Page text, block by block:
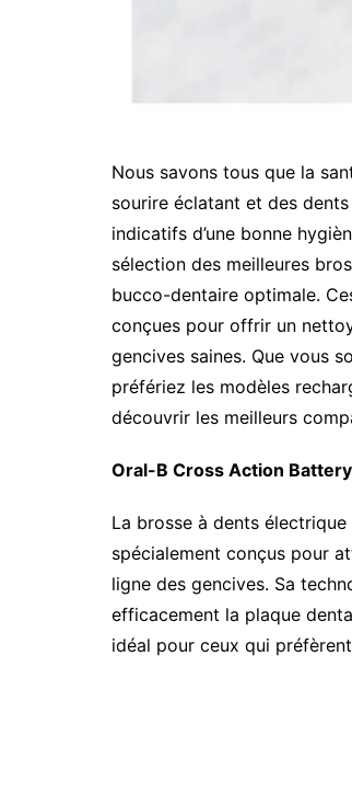
Nous savons tous que la
sourire éclatant et des
indicatifs d’une bonne
sélection des meilleures
bucco-dentaire optimale.
conçues pour offrir un
gencives saines. Que vous
préfériez les modèles
découvrir les meilleurs
Oral-B Cross Action
La brosse à dents
spécialement conçus pour
ligne des gencives. Sa
efficacement la plaque
idéal pour ceux qui